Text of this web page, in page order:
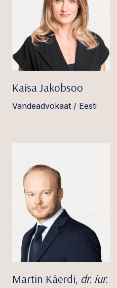
Kaisa Jakobsoo
Vandeadvokaat / Eesti
Martin Käerdi, dr. iur.